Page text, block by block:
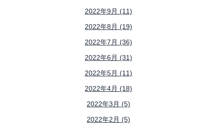
2022年9月 (11)
2022年8月 (19)
2022年7月 (36)
2022年6月 (31)
2022年5月 (11)
2022年4月 (18)
2022年3月 (5)
2022年2月 (5)